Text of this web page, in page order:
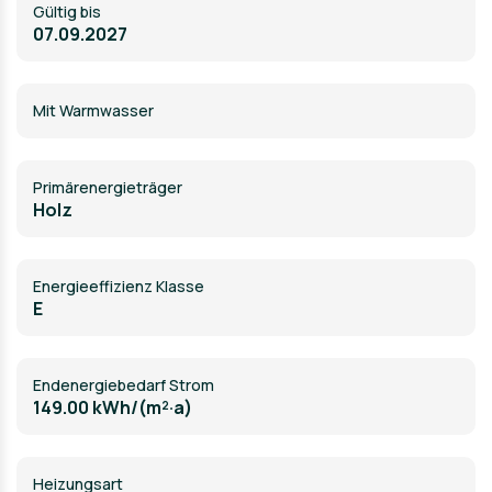
Gültig bis
07.09.2027
Mit Warmwasser
Primärenergieträger
Holz
Energieeffizienz Klasse
E
Endenergiebedarf Strom
149.00 kWh/(m²·a)
Heizungsart